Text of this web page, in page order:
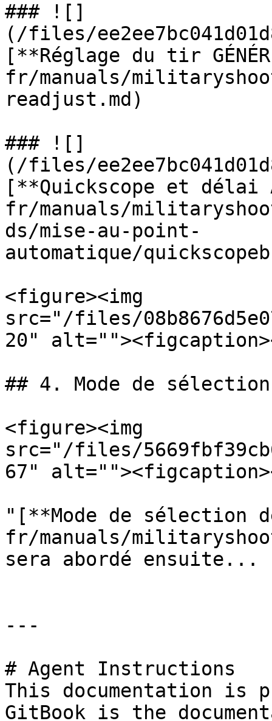
### ![]
(/files/
[**Réglage du tir
fr/manuals/
readjust.md)
### ![]
(/files/
[**Quickscope et délai
fr/manuals/
ds/mise-au-point-
automatique/
<figure><img
src="/files/
20"
## 4. Mode de sélection
<figure><img
src="/files/
67"
"[**Mode de sélection
fr/manuals/
sera abordé ensuite...
---
# Agent Instructions
This documentation is
GitBook is the